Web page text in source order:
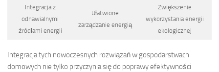
Integracja z
odnawialnymi
źródłami energii
Ułatwione
zarządzanie energią
Zwiększenie
wykorzystania energii
ekologicznej
Integracja tych nowoczesnych rozwiązań w gospodarstwach
domowych nie tylko przyczynia się do poprawy efektywności